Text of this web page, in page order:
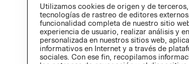
Utilizamos cookies de origen y de
tecnologías de rastreo de editores
funcionalidad completa de nuestro sitio
experiencia de usuario, realizar análisis y
personalizada en nuestros sitios web,
informativos en Internet y a través de
sociales. Con ese fin, recopilamos